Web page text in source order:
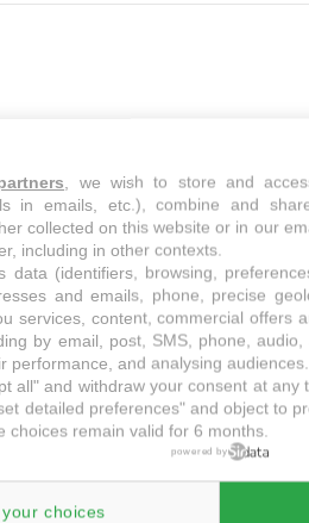
juste à côté
initiale
, we wish to store and
in emails, etc.), combine and
collected on this website or in our
including in other contexts.
data (identifiers, browsing,
and emails, phone, precise
services, content, commercial offers
by email, post, SMS, phone,
performance, and analysing audiences.
all" and withdraw your consent at any
detailed preferences" and object to
choices remain valid for 6 months.
powered by
your choices